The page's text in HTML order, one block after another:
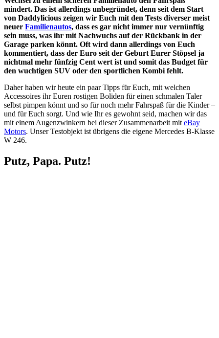
mindert. Das ist allerdings unbegründet, denn seit dem Start
von Daddylicious zeigen wir Euch mit den Tests diverser meist
neuer Familienautos, dass es gar nicht immer nur vernünftig
sein muss, was ihr mit Nachwuchs auf der Rückbank in der
Garage parken könnt. Oft wird dann allerdings von Euch
kommentiert, dass der Euro seit der Geburt Eurer Stöpsel ja
nichtmal mehr fünfzig Cent wert ist und somit das Budget für
den wuchtigen SUV oder den sportlichen Kombi fehlt.
Daher haben wir heute ein paar Tipps für Euch, mit welchen
Accessoires ihr Euren rostigen Boliden für einen schmalen Taler
selbst pimpen könnt und so für noch mehr Fahrspaß für die Kinder –
und für Euch sorgt. Und wie Ihr es gewohnt seid, machen wir das
mit einem Augenzwinkern bei dieser Zusammenarbeit mit eBay
Motors. Unser Testobjekt ist übrigens die eigene Mercedes B-Klasse
W 246.
Putz, Papa. Putz!